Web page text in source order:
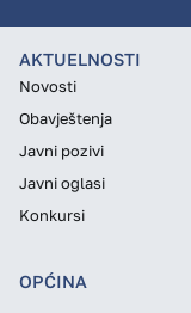
AKTUELNOSTI
Novosti
Obavještenja
Javni pozivi
Javni oglasi
Konkursi
OPĆINA